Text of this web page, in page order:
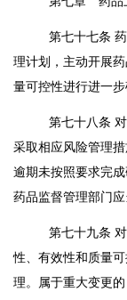
第七十七条
理计划，主动开展
量可控性进行进一
第七十八条
采取相应风险管理
逾期未按照要求完
药品监督管理部门
第七十九条
性、有效性和质量
理。属于重大变更